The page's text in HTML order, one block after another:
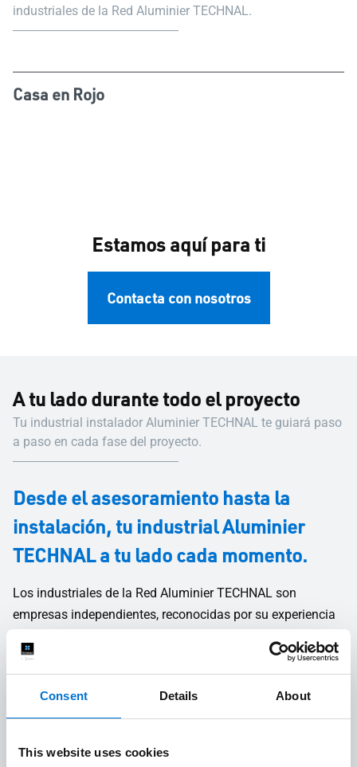
Consent Details About
This website uses cookies
industriales de la Red Aluminier TECHNAL.
Casa en Rojo
Estamos aquí para ti
Contacta con nosotros
A tu lado durante todo el proyecto
Tu industrial instalador Aluminier TECHNAL te guiará paso
a paso en cada fase del proyecto.
Desde el asesoramiento hasta la
instalación, tu industrial Aluminier
TECHNAL a tu lado cada momento.
Los industriales de la Red Aluminier TECHNAL son
empresas independientes, reconocidas por su experiencia
individuales. Fabrican los sistemas de carpintería de
aluminio a medida en sus propios talleres y los instalan
ellos mismos con sus propios equipos. Su personal
cualificado, formado y especializado te ayudará en todas